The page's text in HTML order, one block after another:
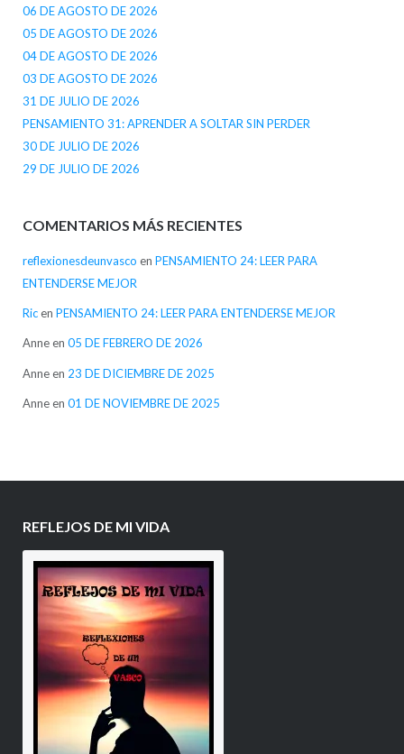
06 DE AGOSTO DE 2026
05 DE AGOSTO DE 2026
04 DE AGOSTO DE 2026
03 DE AGOSTO DE 2026
31 DE JULIO DE 2026
PENSAMIENTO 31: APRENDER A SOLTAR SIN PERDER
30 DE JULIO DE 2026
29 DE JULIO DE 2026
COMENTARIOS MÁS RECIENTES
reflexionesdeunvasco en PENSAMIENTO 24: LEER PARA
ENTENDERSE MEJOR
Ricen PENSAMIENTO 24: LEER PARA ENTENDERSE MEJOR
Anneen 05 DE FEBRERO DE 2026
Anneen 23 DE DICIEMBRE DE 2025
Anneen 01 DE NOVIEMBRE DE 2025
REFLEJOS DE MI VIDA